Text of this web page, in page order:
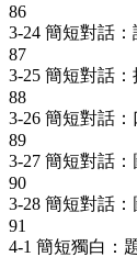
86
3-24 簡短對話
87
3-25 簡短對話
88
3-26 簡短對話
89
3-27 簡短對話
90
3-28 簡短對話
91
4-1 簡短獨白：